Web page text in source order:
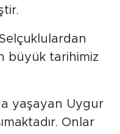
büyük tarihimiz
yaşayan Uygur
Onlar